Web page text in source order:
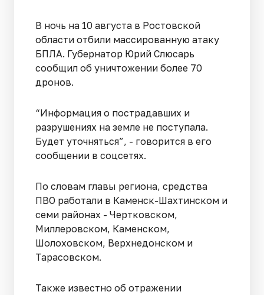
В ночь на 10 августа в Ростовской
области отбили массированную атаку
БПЛА. Губернатор Юрий Слюсарь
сообщил об уничтожении более 70
дронов.
“Информация о пострадавших и
разрушениях на земле не поступала.
Будет уточняться”, - говорится в его
сообщении в соцсетях.
По словам главы региона, средства
ПВО работали в Каменск-Шахтинском и
семи районах - Чертковском,
Миллеровском, Каменском,
Шолоховском, Верхнедонском и
Тарасовском.
Также известно об отражении